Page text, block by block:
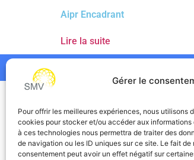
Gérer le
Pour offrir les meilleures expériences, nous utilisons
cookies pour stocker et/ou accéder aux
à ces technologies nous permettra de traiter des
de navigation ou les ID uniques sur ce site. Le fait
consentement peut avoir un effet négatif sur
Aipr Encadrant
Lire la suite